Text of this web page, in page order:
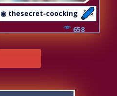
◉ thesecret-coocking
658